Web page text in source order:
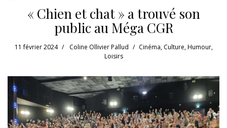
« Chien et chat » a trouvé son
public au Méga CGR
11 février 2024 Coline Ollivier Pallud Cinéma, Culture,Humour,
Loisirs